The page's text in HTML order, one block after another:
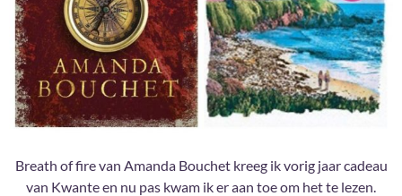
Breath of fire van Amanda Bouchet kreeg ik vorig jaar cadeau
van Kwante en nu pas kwam ik er aan toe om het te lezen.